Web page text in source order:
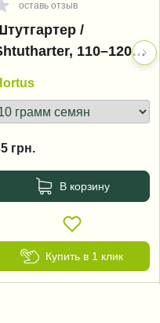
оставь отзыв
/
110–120
грн.
В корзину
Купить в 1 клик